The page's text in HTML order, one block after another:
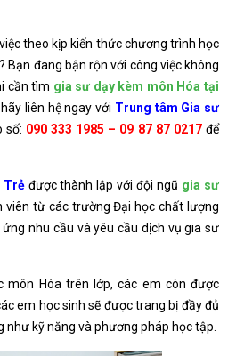
theo kịp kiến thức chương trình học
Bạn đang bận rộn với công việc không
cần tìm gia sư dạy kèm môn Hóa tại
liên hệ ngay với Trung tâm Gia sư
số: 090 333 1985 – 09 87 87 0217để
Trẻ được thành lập với đội ngũ gia sư
viên từ các trường Đại học chất lượng
nhu cầu và yêu cầu dịch vụ gia sư
môn Hóa trên lớp, các em còn được
em học sinh sẽ được trang bị đầy đủ
như kỹ năng và phương pháp học tập.